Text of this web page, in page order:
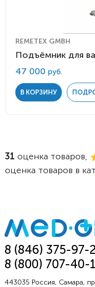
REMETEX GMBH
Подъёмник для
47 000 руб.
В КОРЗИНУ
31 оценка товаров,
оценка товаров в
8 (846) 375-97-
8 (800) 707-40-
443035 Россия, Самара,